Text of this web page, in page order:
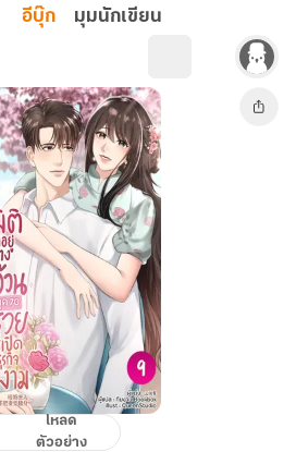
อีบุ๊ก มุมนักเขียน
โหลด
ตัวอย่าง